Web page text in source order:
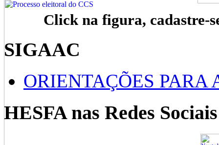
Click na figura, cadastre-
SIGAAC
ORIENTAÇÕES PARA
HESFA nas Redes Sociais